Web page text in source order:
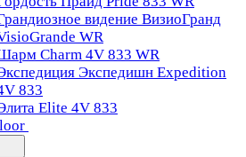
видение ВизиоГранд
WR
Charm 4V 833 WR
Экспедишн Expedition
833
Elite 4V 833